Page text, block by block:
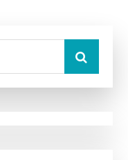
和
を